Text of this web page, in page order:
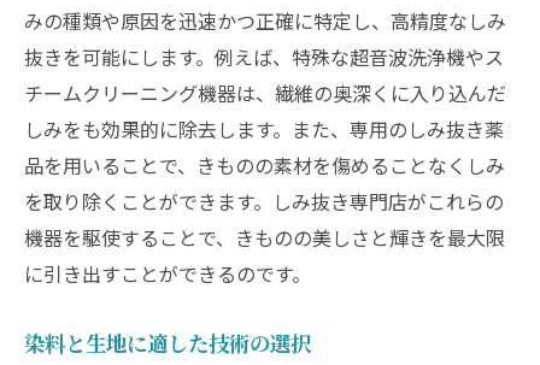
みの種類や原因を迅速かつ正確に特定し、高精度なしみ
抜きを可能にします。例えば、特殊な超音波洗浄機やス
チームクリーニング機器は、繊維の奥深くに入り込んだ
しみをも効果的に除去します。また、専用のしみ抜き薬
品を用いることで、きものの素材を傷めることなくしみ
を取り除くことができます。しみ抜き専門店がこれらの
機器を駆使することで、きものの美しさと輝きを最大限
に引き出すことができるのです。
染料と生地に適した技術の選択